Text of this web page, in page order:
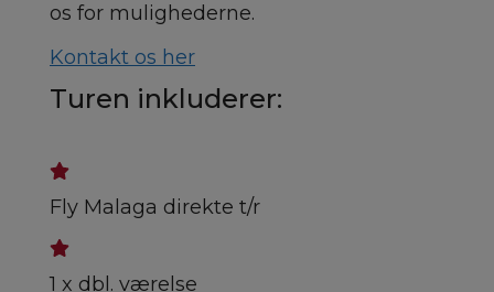
os for mulighederne.
Kontakt os her
Turen inkluderer:
Fly Malaga direkte t/r
1 x dbl. værelse